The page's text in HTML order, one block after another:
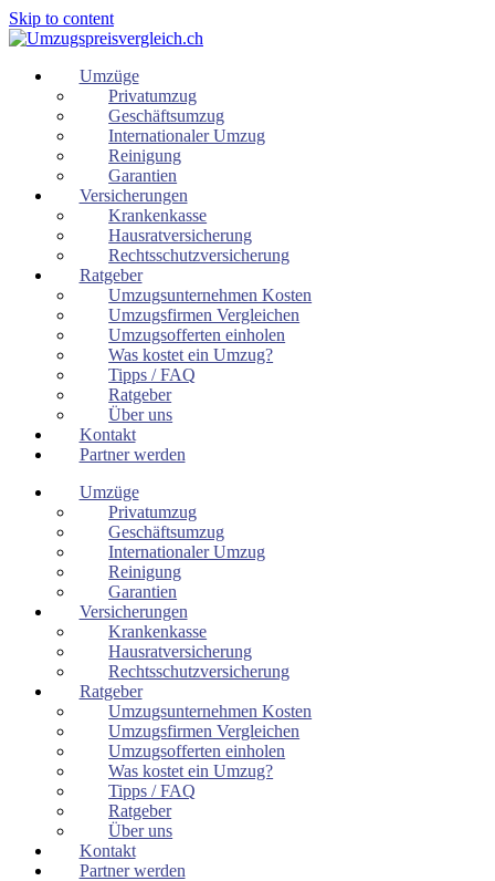
Skip to content
Umzüge
Privatumzug
Geschäftsumzug
Internationaler Umzug
Reinigung
Garantien
Versicherungen
Krankenkasse
Hausratversicherung
Rechtsschutzversicherung
Ratgeber
Umzugsunternehmen Kosten
Umzugsfirmen Vergleichen
Umzugsofferten einholen
Was kostet ein Umzug?
Tipps / FAQ
Ratgeber
Über uns
Kontakt
Partner werden
Umzüge
Privatumzug
Geschäftsumzug
Internationaler Umzug
Reinigung
Garantien
Versicherungen
Krankenkasse
Hausratversicherung
Rechtsschutzversicherung
Ratgeber
Umzugsunternehmen Kosten
Umzugsfirmen Vergleichen
Umzugsofferten einholen
Was kostet ein Umzug?
Tipps / FAQ
Ratgeber
Über uns
Kontakt
Partner werden